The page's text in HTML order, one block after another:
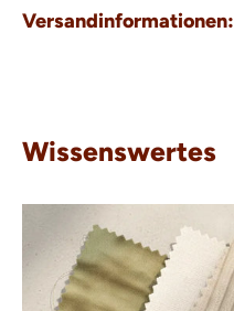
Versandinformationen:
Wissenswertes